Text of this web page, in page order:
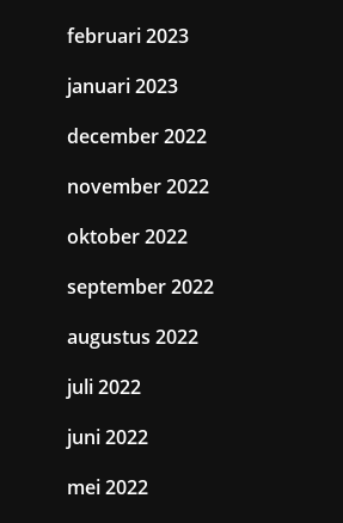
februari 2023
januari 2023
december 2022
november 2022
oktober 2022
september 2022
augustus 2022
juli 2022
juni 2022
mei 2022